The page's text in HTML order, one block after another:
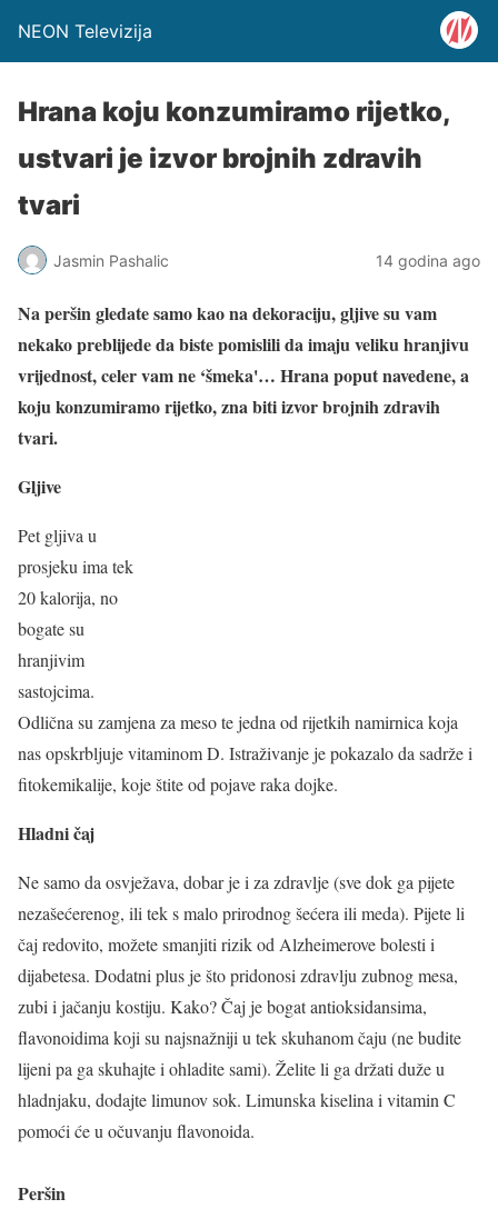
NEON Televizija
Hrana koju konzumiramo rijetko,
ustvari je izvor brojnih zdravih
tvari
Jasmin Pashalic 14 godina ago
Na peršin gledate samo kao na dekoraciju, gljive su vam
nekako preblijede da biste pomislili da imaju veliku hranjivu
vrijednost, celer vam ne ‘šmeka'… Hrana poput navedene, a
koju konzumiramo rijetko, zna biti izvor brojnih zdravih
tvari.
Gljive
Pet gljiva u
prosjeku ima tek
20 kalorija, no
bogate su
hranjivim
sastojcima.
Odlična su zamjena za meso te jedna od rijetkih namirnica koja
nas opskrbljuje vitaminom D. Istraživanje je pokazalo da sadrže i
fitokemikalije, koje štite od pojave raka dojke.
Hladni čaj
Ne samo da osvježava, dobar je i za zdravlje (sve dok ga pijete
nezašećerenog, ili tek s malo prirodnog šećera ili meda). Pijete li
čaj redovito, možete smanjiti rizik od Alzheimerove bolesti i
dijabetesa. Dodatni plus je što pridonosi zdravlju zubnog mesa,
zubi i jačanju kostiju. Kako? Čaj je bogat antioksidansima,
flavonoidima koji su najsnažniji u tek skuhanom čaju (ne budite
lijeni pa ga skuhajte i ohladite sami). Želite li ga držati duže u
hladnjaku, dodajte limunov sok. Limunska kiselina i vitamin C
pomoći će u očuvanju flavonoida.
Peršin